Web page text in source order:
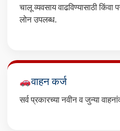
चालू व्यवसाय वाढविण्यासाठी किंवा
लोन उपलब्ध.
वाहन कर्ज
सर्व प्रकारच्या नवीन व जुन्या